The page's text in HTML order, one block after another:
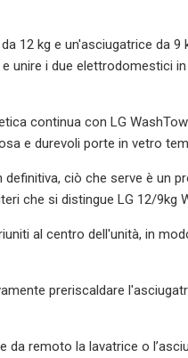
12 kg e un'asciugatrice da 9
unire i due elettrodomestici
continua con LG
e durevoli porte in vetro
ciò che serve è un
che si distingue LG 12/9kg
al centro dell'unità, in
preriscaldare
da remoto la lavatrice o